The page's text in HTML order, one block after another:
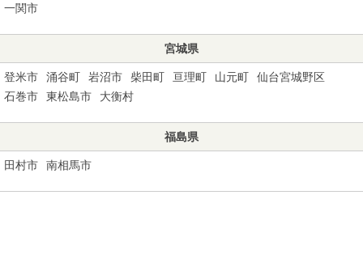
一関市
宮城県
登米市 涌谷町 岩沼市 柴田町 亘理町 山元町
仙台宮城野区
石巻市
東松島市 大衡村
福島県
田村市 南相馬市